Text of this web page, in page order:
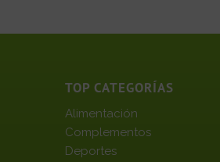
TOP CATEGORÍAS
Alimentación
Complementos
Deportes